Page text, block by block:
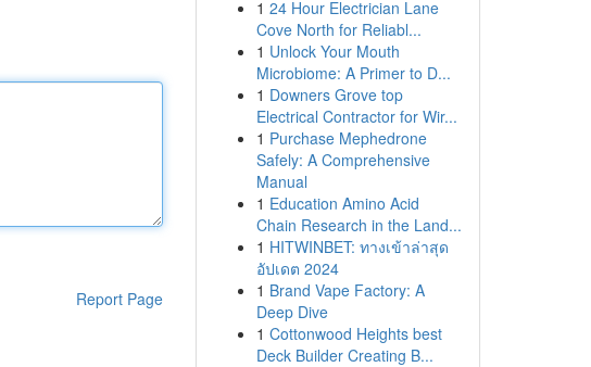
Report Page
1 24 Hour Electrician Lane
Cove North for Reliabl...
1 Unlock Your Mouth
Microbiome: A Primer to D...
1 Downers Grove top
Electrical Contractor for Wir...
1 Purchase Mephedrone
Safely: A Comprehensive
Manual
1 Education Amino Acid
Chain Research in the Land...
1 HITWINBET: ทางเข้าล่าสุด
อัปเดต 2024
1 Brand Vape Factory: A
Deep Dive
1 Cottonwood Heights best
Deck Builder Creating B...